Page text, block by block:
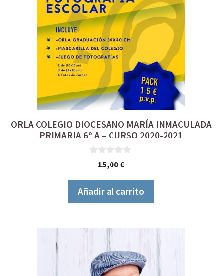
ORLA COLEGIO DIOCESANO MARÍA INMACULADA
PRIMARIA 6º A – CURSO 2020-2021
15,00 €
Añadir al carrito